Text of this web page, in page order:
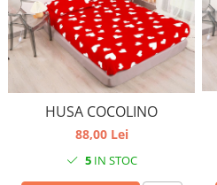
HUSA COCOLINO
88,00 Lei
5IN STOC